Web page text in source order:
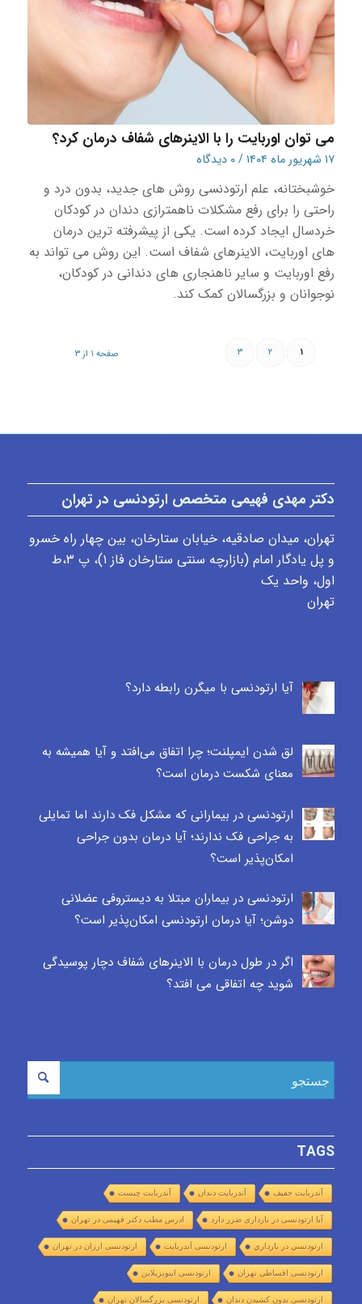
می توان اوربایت را با الاینرهای شفاف درمان کرد؟
۱۷ شهریور ماه ۱۴۰۴ /۰ دیدگاه
خوشبختانه، علم ارتودنسی روش های جدید، بدون درد و
راحتی را برای رفع مشکلات ناهمترازی دندان در کودکان
خردسال ایجاد کرده است. یکی از پیشرفته ترین درمان
های اوربایت، الاینرهای شفاف است. این روش می تواند به
رفع اوربایت و سایر ناهنجاری های دندانی در کودکان،
نوجوانان و بزرگسالان کمک کند.
صفحه ۱ از ۳ ۱ ۲ ۳
دکتر مهدی فهیمی متخصص ارتودنسی در تهران
تهران، میدان صادقیه، خیابان ستارخان، بین چهار راه خسرو
و پل یادگار امام (بازارچه سنتی ستارخان فاز ۱)، پ ٣،ط
اول، واحد یک
تهران
آیا ارتودنسی با میگرن رابطه دارد؟
لق شدن ایمپلنت؛ چرا اتفاق می‌افتد و آیا همیشه به
معنای شکست درمان است؟
ارتودنسی در بیمارانی که مشکل فک دارند اما تمایلی
به جراحی فک ندارند؛ آیا درمان بدون جراحی
امکان‌پذیر است؟
ارتودنسی در بیماران مبتلا به دیستروفی عضلانی
دوشن؛ آیا درمان ارتودنسی امکان‌پذیر است؟
اگر در طول درمان با الاینرهای شفاف دچار پوسیدگی
شوید چه اتفاقی می افتد؟
TAGS
آندربایت خفیف آندربایت دندان آندربایت چیست
آیا ارتودنسی در بارداری ضرر دارد ادرس مطب دکتر فهیمی در تهران
ارتودنسي در بارداري ارتودنسی آندربایت ارتودنسی ارزان در تهران
ارتودنسی اقساطی تهران ارتودنسی اینویزیلاین
ارتودنسی بدون کشیدن دندان ارتودنسی بزرگسالان تهران